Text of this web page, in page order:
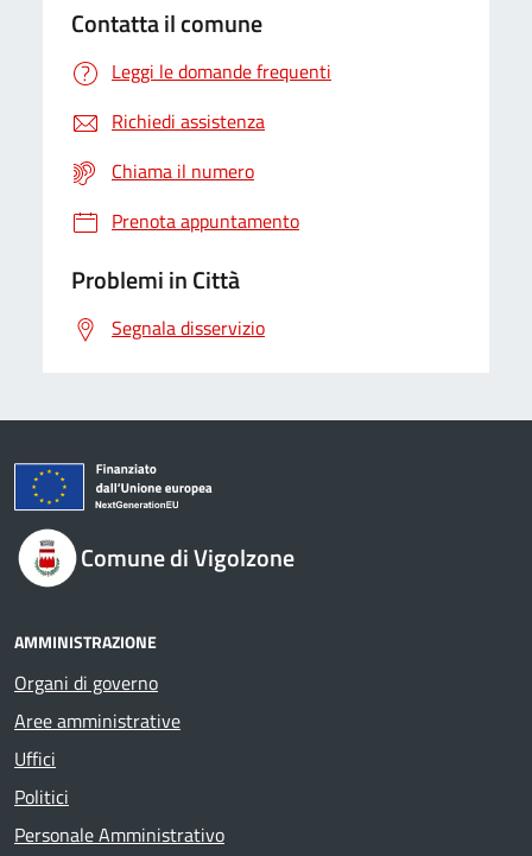
Contatta il comune
Leggi le domande frequenti
Richiedi assistenza
Chiama il numero
Prenota appuntamento
Problemi in Città
Segnala disservizio
Comune di Vigolzone
AMMINISTRAZIONE
Organi di governo
Aree amministrative
Uffici
Politici
Personale Amministrativo